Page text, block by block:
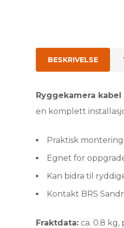
BESKRIVELSE
Ryggekamera
en komplett
Praktisk
Egnet for
Kan bidra til
Kontakt BRS
Fraktdata: ca. 0.8 kg,